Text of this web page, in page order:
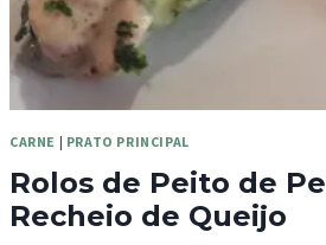
CARNE | PRATO PRINCIPAL
Rolos de Peito de
Recheio de Queijo